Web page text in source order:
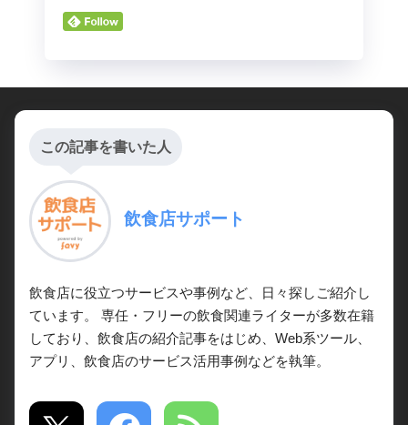
この記事を書いた人
飲食店サポート
飲食店に役立つサービスや事例など、日々探しご紹介し
ています。 専任・フリーの飲食関連ライターが多数在籍
しており、飲食店の紹介記事をはじめ、Web系ツール、
アプリ、飲食店のサービス活用事例などを執筆。